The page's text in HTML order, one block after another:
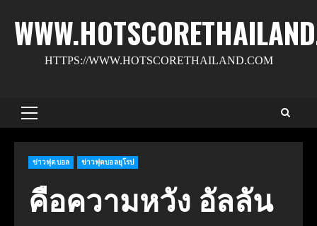
content
HTTPS://WWW.HOTSCORETHAILAND.COM
Primary
ข่าวฟุตบอล ข่าวฟุตบอลยุโรป
คือความหวัง อัลลัน